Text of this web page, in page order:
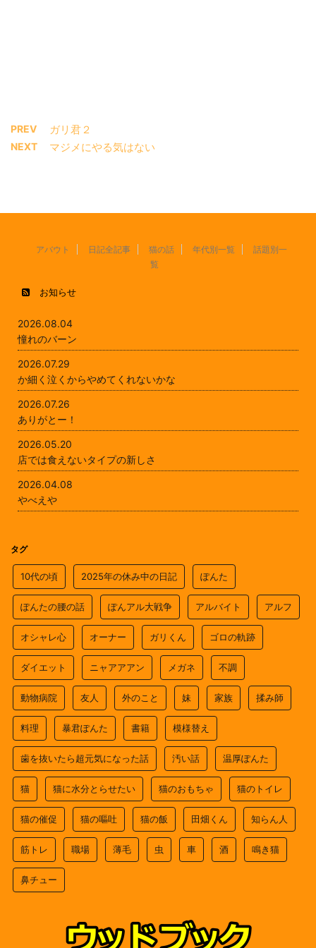
PREV ガリ君２
NEXT マジメにやる気はない
アバウト 日記全記事 猫の話 年代別一覧
話題別一
覧
お知らせ
2026.08.04
憧れのバーン
2026.07.29
か細く泣くからやめてくれないかな
2026.07.26
ありがとー！
2026.05.20
店では食えないタイプの新しさ
2026.04.08
やべえや
タグ
10代の頃 2025年の休み中の日記 ぽんた
ぽんたの腰の話 ぽんアル大戦争 アルバイト アルフ
オシャレ心 オーナー ガリくん ゴロの軌跡
ダイエット ニャアアアン メガネ 不調
動物病院 友人 外のこと 妹 家族 揉み師
料理 暴君ぽんた 書籍 模様替え
歯を抜いたら超元気になった話 汚い話 温厚ぽんた
猫 猫に水分とらせたい 猫のおもちゃ 猫のトイレ
猫の催促 猫の嘔吐 猫の飯 田畑くん 知らん人
筋トレ 職場 薄毛 虫 車 酒 鳴き猫
鼻チュー